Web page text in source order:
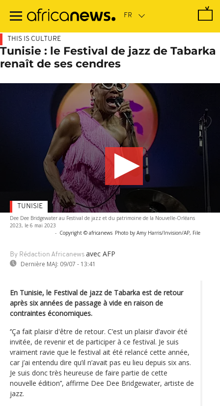
contenu
THIS IS CULTURE
Tunisie : le Festival de jazz de Tabarka
renaît de ses cendres
Dee Dee Bridgewater au Festival de jazz et du patrimoine de la Nouvelle-Orléans
2023, le 6 mai 2023
- Copyright © africanews Photo by Amy Harris/Invision/AP, File
By Rédaction Africanews avec AFP
Dernière MAJ: 09/07 - 13:41
TUNISIE
En Tunisie, le Festival de jazz de Tabarka est de retour
après six années de passage à vide en raison de
contraintes économiques.
‘’Ça fait plaisir d'être de retour. C’est un plaisir d’avoir été
invitée, de revenir et de participer à ce festival. Je suis
vraiment ravie que le festival ait été relancé cette année,
car j’ai entendu dire qu’il n’avait pas eu lieu depuis six ans.
Je suis donc très heureuse de faire partie de cette
nouvelle édition’’, affirme Dee Dee Bridgewater, artiste de
jazz.